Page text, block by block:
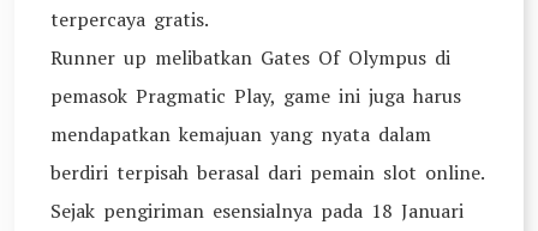
terpercaya gratis.
Runner up melibatkan Gates Of Olympus di
pemasok Pragmatic Play, game ini juga harus
mendapatkan kemajuan yang nyata dalam
berdiri terpisah berasal dari pemain slot online.
Sejak pengiriman esensialnya pada 18 Januari